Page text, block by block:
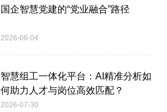
国企智慧党建的“党业融合”路径
2026-08-04
智慧组工一体化平台：AI精准分析如
何助力人才与岗位高效匹配？
2026-07-30